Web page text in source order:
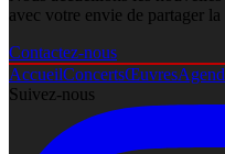
avec votre envie de partager la
Contactez-nous
AccueilConcertsŒuvres
Suivez-nous